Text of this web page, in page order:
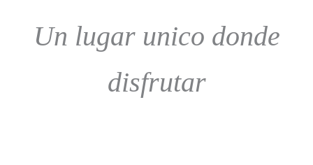
Un lugar unico donde
disfrutar